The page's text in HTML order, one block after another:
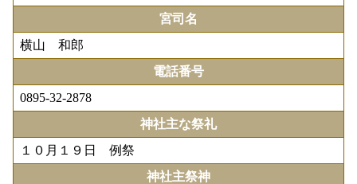
宮司名
横山 和郎
電話番号
0895-32-2878
神社主な祭礼
１０月１９日 例祭
神社主祭神